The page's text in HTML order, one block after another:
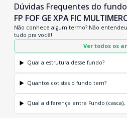
Dúvidas Frequentes do fundo
FP FOF GE XPA FIC
Não conhece algum termo? Não
tudo pra você!
Ver todos os
Qual a estrutura desse fundo?
Quantos cotistas o fundo tem?
Qual a diferença entre Fundo (casca),